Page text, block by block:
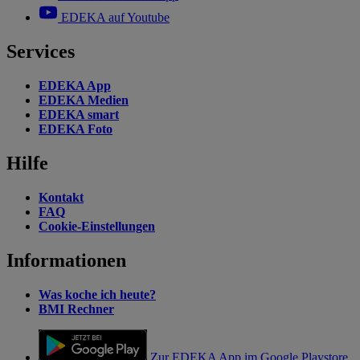
EDEKA auf Youtube
Services
EDEKA App
EDEKA Medien
EDEKA smart
EDEKA Foto
Hilfe
Kontakt
FAQ
Cookie-Einstellungen
Informationen
Was koche ich heute?
BMI Rechner
Zur EDEKA App im Google Playstore